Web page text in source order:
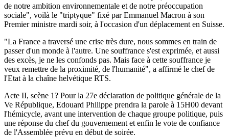
de notre ambition environnementale et de notre préoccupation
sociale", voilà le "triptyque" fixé par Emmanuel Macron à son
Premier ministre mardi soir, à l'occasion d'un déplacement en Suisse.
"La France a traversé une crise très dure, nous sommes en train de
passer d'un monde à l'autre. Une souffrance s'est exprimée, et aussi
des excès, je ne les confonds pas. Mais face à cette souffrance je
veux remettre de la proximité, de l'humanité", a affirmé le chef de
l'Etat à la chaîne helvétique RTS.
Acte II, scène 1? Pour la 27e déclaration de politique générale de la
Ve République, Edouard Philippe prendra la parole à 15H00 devant
l'hémicycle, avant une intervention de chaque groupe politique, puis
une réponse du chef du gouvernement et enfin le vote de confiance
de l'Assemblée prévu en début de soirée.